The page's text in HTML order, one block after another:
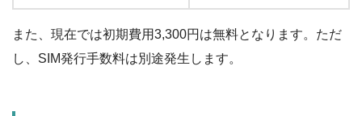
また、現在では初期費用3,300円は無料となります。ただ
し、SIM発行手数料は別途発生します。